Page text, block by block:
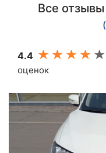
Все
4.4
оценок